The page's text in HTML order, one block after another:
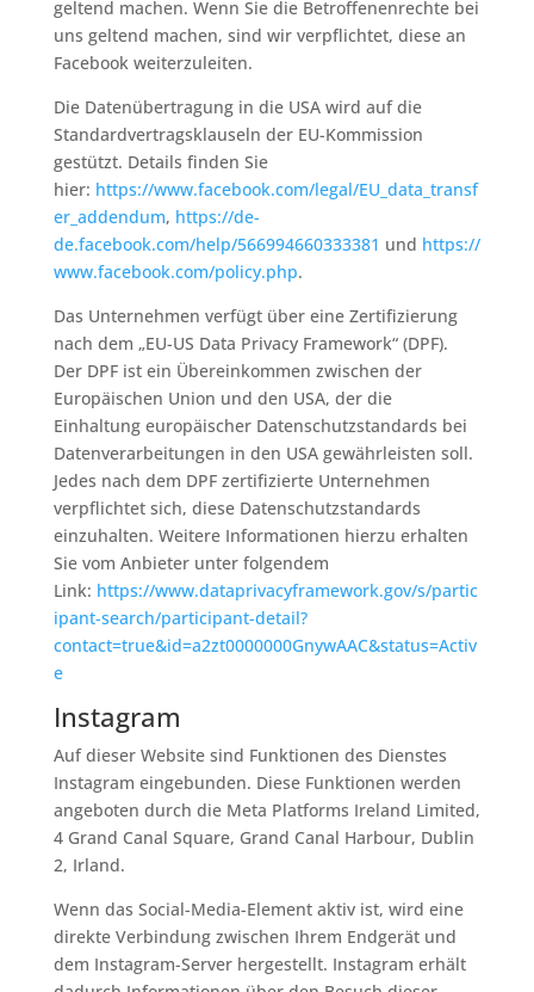
geltend machen. Wenn Sie die Betroffenenrechte bei
uns geltend machen, sind wir verpflichtet, diese an
Facebook weiterzuleiten.
Die Datenübertragung in die USA wird auf die
Standardvertragsklauseln der EU-Kommission
gestützt. Details finden Sie
hier: https://www.facebook.com/legal/EU_data_transf
er_addendum, https://de-
de.facebook.com/help/566994660333381 und https://
www.facebook.com/policy.php.
Das Unternehmen verfügt über eine Zertifizierung
nach dem „EU-US Data Privacy Framework“ (DPF).
Der DPF ist ein Übereinkommen zwischen der
Europäischen Union und den USA, der die
Einhaltung europäischer Datenschutzstandards bei
Datenverarbeitungen in den USA gewährleisten soll.
Jedes nach dem DPF zertifizierte Unternehmen
verpflichtet sich, diese Datenschutzstandards
einzuhalten. Weitere Informationen hierzu erhalten
Sie vom Anbieter unter folgendem
Link: https://www.dataprivacyframework.gov/s/partic
ipant-search/participant-detail?
contact=true&id=a2zt0000000GnywAAC&status=Activ
e
Instagram
Auf dieser Website sind Funktionen des Dienstes
Instagram eingebunden. Diese Funktionen werden
angeboten durch die Meta Platforms Ireland Limited,
4 Grand Canal Square, Grand Canal Harbour, Dublin
2, Irland.
Wenn das Social-Media-Element aktiv ist, wird eine
direkte Verbindung zwischen Ihrem Endgerät und
dem Instagram-Server hergestellt. Instagram erhält